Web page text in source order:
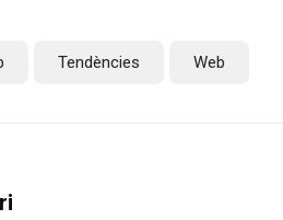
Tendències Web